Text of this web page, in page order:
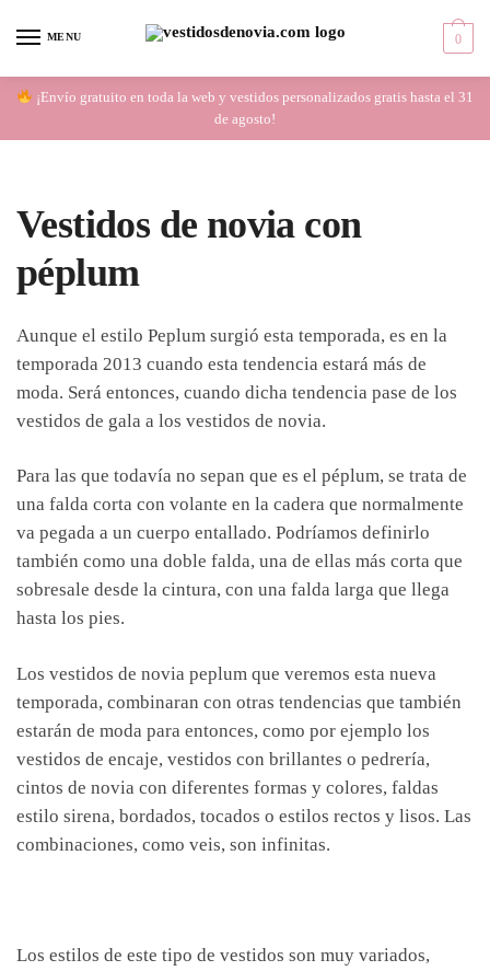
MENU 0
¡Envío gratuito en toda la web y vestidos personalizados gratis hasta el 31
de agosto!
Vestidos de novia con
péplum
Aunque el estilo Peplum surgió esta temporada, es en la
temporada 2013 cuando esta tendencia estará más de
moda. Será entonces, cuando dicha tendencia pase de los
vestidos de gala a los vestidos de novia.
Para las que todavía no sepan que es el péplum, se trata de
una falda corta con volante en la cadera que normalmente
va pegada a un cuerpo entallado. Podríamos definirlo
también como una doble falda, una de ellas más corta que
sobresale desde la cintura, con una falda larga que llega
hasta los pies.
Los vestidos de novia peplum que veremos esta nueva
temporada, combinaran con otras tendencias que también
estarán de moda para entonces, como por ejemplo los
vestidos de encaje, vestidos con brillantes o pedrería,
cintos de novia con diferentes formas y colores, faldas
estilo sirena, bordados, tocados o estilos rectos y lisos. Las
combinaciones, como veis, son infinitas.
Los estilos de este tipo de vestidos son muy variados,